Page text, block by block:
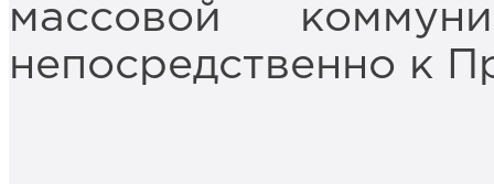
массовой
непосредственно к